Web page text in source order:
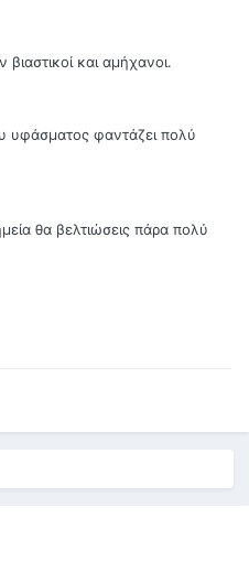
και αμήχανοι.
υφάσματος φαντάζει πολύ
θα βελτιώσεις πάρα πολύ